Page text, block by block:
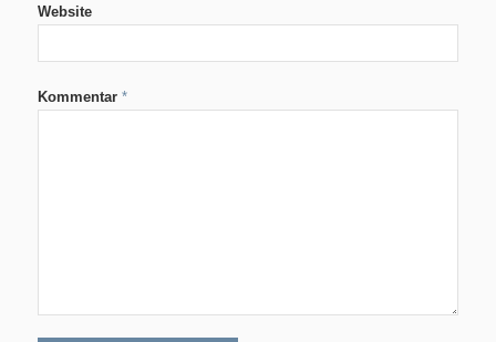
Website
Kommentar *